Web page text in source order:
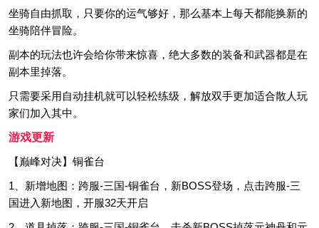
坐骑自由抓取，只要你的运气够好，那么基本上每天都能换新的
坐骑陪伴冒险。
副本的玩法也许会给你带来惊喜，绝大多数的装备和武器都是在
副本里掉落。
只需要采用自动挂机就可以轻松练级，解放双手更加适合散人玩
家们加入其中。
游戏更新
【巅峰对决】铜雀台
1、新增地图：跨服-三国-铜雀台，新BOSS登场，点击跨服-三
国进入新地图，开服32天开启